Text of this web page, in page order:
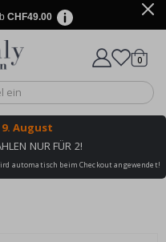
CHF49.00
Wagen
0
August
NUR FÜR 2!
automatisch beim Checkout angewendet!